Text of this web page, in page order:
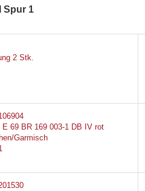
Spur 1
2 Stk.
E 69 BR 169 003-1 DB IV rot
Garmisch